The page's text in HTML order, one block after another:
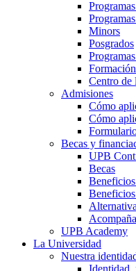
Minors
Posgrados
Centro de
Admisiones
Cómo
Cómo
Becas y
UPB
Becas
UPB Academy
La Universidad
Nuestra
Identidad,